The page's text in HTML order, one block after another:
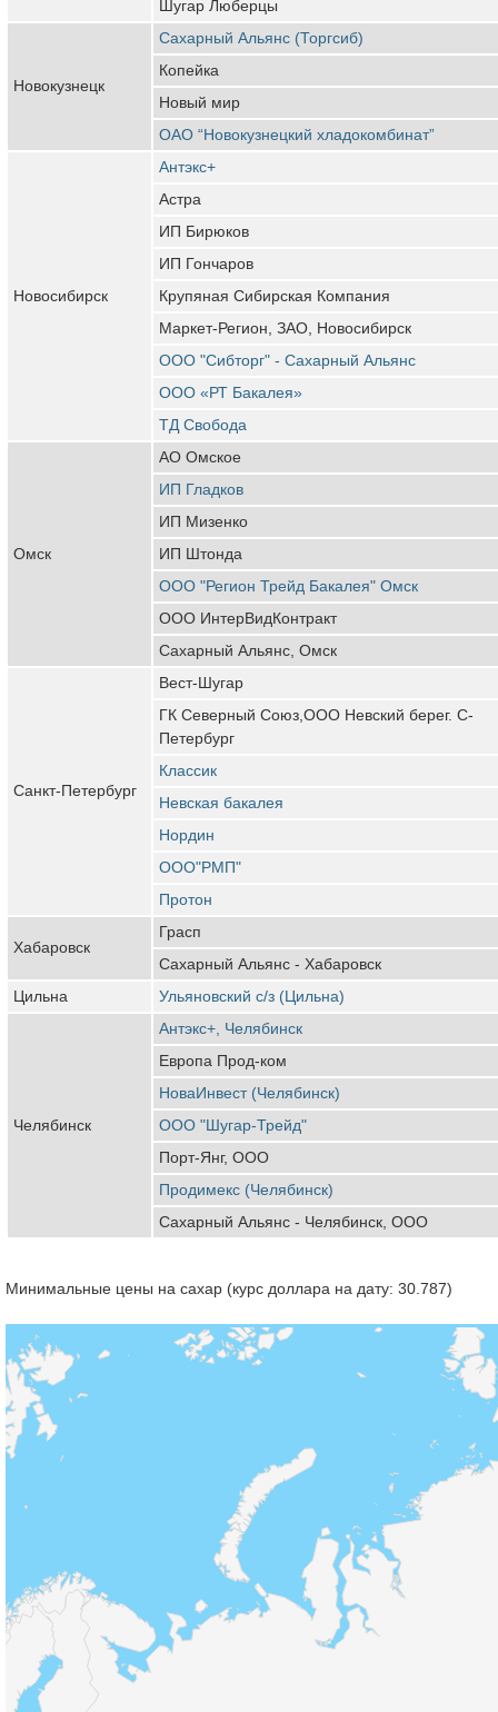
Шугар Люберцы
Новокузнецк
Сахарный Альянс (Торгсиб)
Копейка
Новый мир
ОАО “Новокузнецкий хладокомбинат”
Новосибирск
Антэкс+
Астра
ИП Бирюков
ИП Гончаров
Крупяная Сибирская Компания
Маркет-Регион, ЗАО, Новосибирск
ООО "Сибторг" - Сахарный Альянс
ООО «РТ Бакалея»
ТД Свобода
Омск
АО Омское
ИП Гладков
ИП Мизенко
ИП Штонда
ООО "Регион Трейд Бакалея" Омск
ООО ИнтерВидКонтракт
Сахарный Альянс, Омск
Санкт-Петербург
Вест-Шугар
ГК Северный Союз,ООО Невский берег. С-
Петербург
Классик
Невская бакалея
Нордин
ООО"РМП"
Протон
Хабаровск
Грасп
Сахарный Альянс - Хабаровск
Цильна
Ульяновский с/з (Цильна)
Челябинск
Антэкс+, Челябинск
Европа Прод-ком
НоваИнвест (Челябинск)
ООО "Шугар-Трейд"
Порт-Янг, ООО
Продимекс (Челябинск)
Сахарный Альянс - Челябинск, ООО
Минимальные цены на сахар (курс доллара на дату: 30.787)